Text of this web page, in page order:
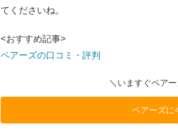
てくださいね。
<おすすめ記事>
ペアーズの口コミ・評判
＼いますぐペア
ペアーズに